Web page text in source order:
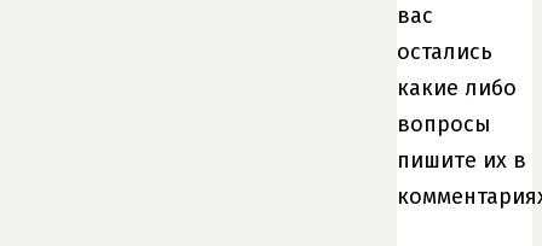
вас
остались
какие либо
вопросы
пишите их в